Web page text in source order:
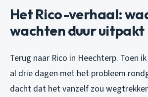
Het Rico-verhaal:
wachten duur uitpakt
Terug naar Rico in Heechterp. Toen
al drie dagen met het probleem
dacht dat het vanzelf zou